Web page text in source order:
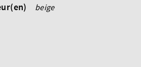
beige